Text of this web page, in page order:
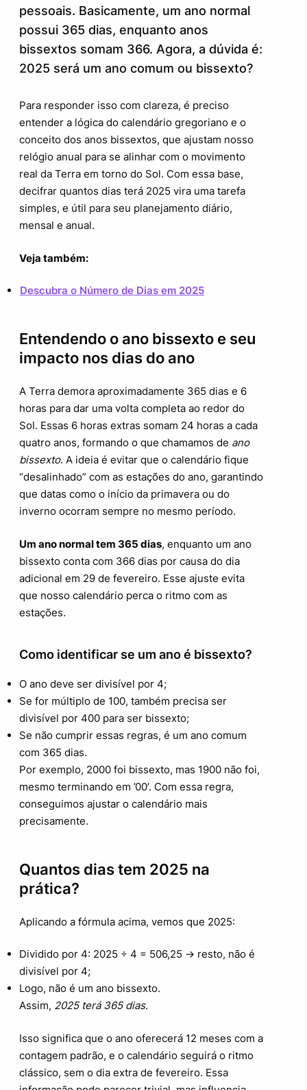
3.
Por que saber a quantidade de dias em
2025 é essencial?
3.1. Dicas para facilitar seu planejamento em
2025
A curiosidade do calendário: anos
bissextos e culturalmente relevantes
5.
O que vem por aí: aproveite 2025 com
informação e estratégia
pessoais. Basicamente, um ano normal
possui 365 dias, enquanto anos
bissextos somam 366. Agora, a dúvida é:
2025 será um ano comum ou bissexto?
Para responder isso com clareza, é preciso
entender a lógica do calendário gregoriano e o
conceito dos anos bissextos, que ajustam nosso
relógio anual para se alinhar com o movimento
real da Terra em torno do Sol. Com essa base,
decifrar quantos dias terá 2025 vira uma tarefa
simples, e útil para seu planejamento diário,
mensal e anual.
Veja também:
Descubra o Número de Dias em 2025
Entendendo o ano bissexto e seu
impacto nos dias do ano
A Terra demora aproximadamente 365 dias e 6
horas para dar uma volta completa ao redor do
Sol. Essas 6 horas extras somam 24 horas a cada
quatro anos, formando o que chamamos de ano
bissexto. A ideia é evitar que o calendário fique
“desalinhado” com as estações do ano, garantindo
que datas como o início da primavera ou do
inverno ocorram sempre no mesmo período.
Um ano normal tem 365 dias, enquanto um ano
bissexto conta com 366 dias por causa do dia
adicional em 29 de fevereiro. Esse ajuste evita
que nosso calendário perca o ritmo com as
estações.
Como identificar se um ano é bissexto?
O ano deve ser divisível por 4;
Se for múltiplo de 100, também precisa ser
divisível por 400 para ser bissexto;
Se não cumprir essas regras, é um ano comum
com 365 dias.
Por exemplo, 2000 foi bissexto, mas 1900 não foi,
mesmo terminando em ’00’. Com essa regra,
conseguimos ajustar o calendário mais
precisamente.
Quantos dias tem 2025 na
prática?
Aplicando a fórmula acima, vemos que 2025:
Dividido por 4: 2025 ÷ 4 = 506,25 → resto, não é
divisível por 4;
Logo, não é um ano bissexto.
Assim, 2025 terá 365 dias.
Isso significa que o ano oferecerá 12 meses com a
contagem padrão, e o calendário seguirá o ritmo
clássico, sem o dia extra de fevereiro. Essa